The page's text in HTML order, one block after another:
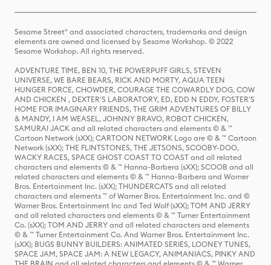
Sesame Street® and associated characters, trademarks and design
elements are owned and licensed by Sesame Workshop. © 2022
Sesame Workshop. All rights reserved.
ADVENTURE TIME, BEN 10, THE POWERPUFF GIRLS, STEVEN
UNIVERSE, WE BARE BEARS, RICK AND MORTY, AQUA TEEN
HUNGER FORCE, CHOWDER, COURAGE THE COWARDLY DOG, COW
AND CHICKEN , DEXTER'S LABORATORY, ED, EDD N EDDY, FOSTER'S
HOME FOR IMAGINARY FRIENDS, THE GRIM ADVENTURES OF BILLY
& MANDY, I AM WEASEL, JOHNNY BRAVO, ROBOT CHICKEN,
SAMURAI JACK and all related characters and elements © & ™
Cartoon Network (sXX); CARTOON NETWORK Logo are © & ™ Cartoon
Network (sXX); THE FLINTSTONES, THE JETSONS, SCOOBY-DOO,
WACKY RACES, SPACE GHOST COAST TO COAST and all related
characters and elements © & ™ Hanna-Barbera (sXX); SCOOB and all
related characters and elements © & ™ Hanna-Barbera and Warner
Bros. Entertainment Inc. (sXX); THUNDERCATS and all related
characters and elements ™ of Warner Bros. Entertainment Inc. and ©
Warner Bros. Entertainment Inc and Ted Wolf (sXX); TOM AND JERRY
and all related characters and elements © & ™ Turner Entertainment
Co. (sXX); TOM AND JERRY and all related characters and elements
© & ™ Turner Entertainment Co. And Warner Bros. Entertainment Inc.
(sXX); BUGS BUNNY BUILDERS: ANIMATED SERIES, LOONEY TUNES,
SPACE JAM, SPACE JAM: A NEW LEGACY, ANIMANIACS, PINKY AND